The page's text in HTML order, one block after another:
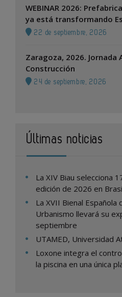
WEBINAR 2026:
ya está transformando
22 de septiembre, 2026
Zaragoza, 2026.
Construcción
24 de septiembre, 2026
Últimas noticias
La XIV Biau selecciona
edición de 2026 en
La XVII Bienal
Urbanismo llevará su
septiembre
UTAMED, Universidad
Loxone integra el
la piscina en una única